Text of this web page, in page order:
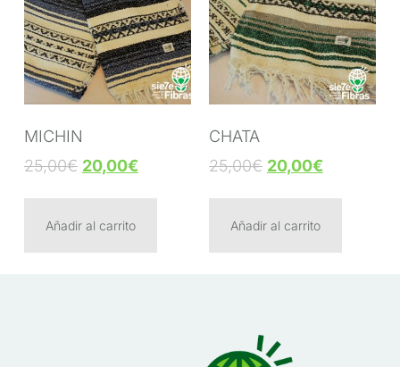
MICHIN
25,00€ 20,00€
Añadir al carrito
CHATA
25,00€ 20,00€
Añadir al carrito